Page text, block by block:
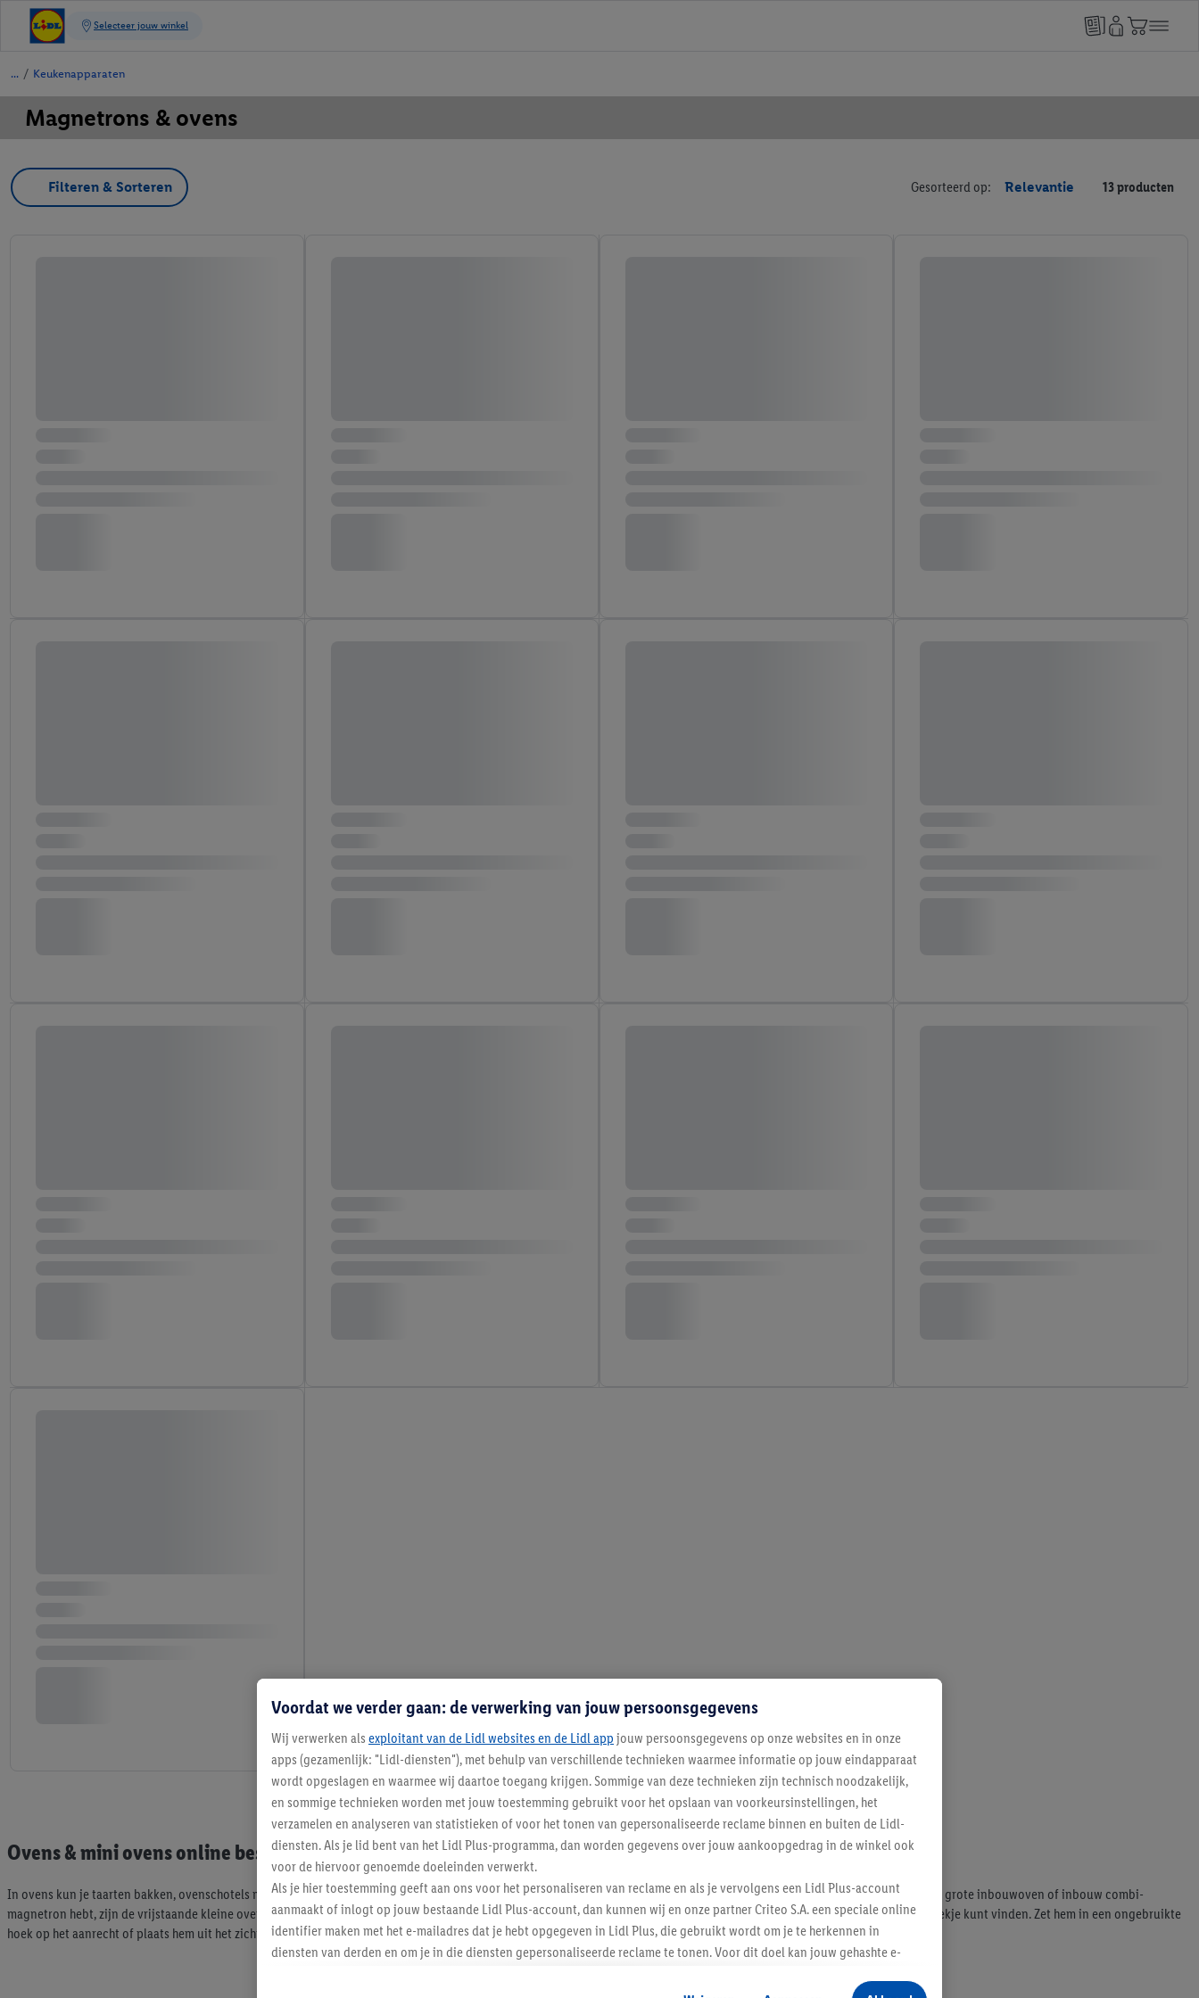
/ Keukenapparaten
Magnetrons & ovens
Filteren & Sorteren Gesorteerd op: Relevantie 13 producten
13 / 13
Ovens & mini ovens online bestellen
In ovens kun je taarten bakken, ovenschotels maken, een broodje opwarmen en nog veel meer. Het is logisch dat de meeste huishoudens niet zonder kunnen. Wanneer je geen grote inbouwoven of inbouw combi-
magnetron hebt, zijn de vrijstaande kleine ovens van Lidl echt iets voor jou. Deze losse ovens zijn vrijwel overal te plaatsen, waardoor je zelfs in de kleinste keuken wel een plekje kunt vinden. Zet hem in een ongebruikte
hoek op het aanrecht of plaats hem uit het zicht in een grote kast.
Voordat we verder gaan: de verwerking van jouw persoonsgegevens
Wij verwerken als exploitant van de Lidl websites en de Lidl app jouw persoonsgegevens op onze websites en in onze
apps (gezamenlijk: "Lidl-diensten"), met behulp van verschillende technieken waarmee informatie op jouw eindapparaat
wordt opgeslagen en waarmee wij daartoe toegang krijgen. Sommige van deze technieken zijn technisch noodzakelijk,
en sommige technieken worden met jouw toestemming gebruikt voor het opslaan van voorkeursinstellingen, het
verzamelen en analyseren van statistieken of voor het tonen van gepersonaliseerde reclame binnen en buiten de Lidl-
diensten. Als je lid bent van het Lidl Plus-programma, dan worden gegevens over jouw aankoopgedrag in de winkel ook
voor de hiervoor genoemde doeleinden verwerkt.
Als je hier toestemming geeft aan ons voor het personaliseren van reclame en als je vervolgens een Lidl Plus-account
aanmaakt of inlogt op jouw bestaande Lidl Plus-account, dan kunnen wij en onze partner Criteo S.A. een speciale online
identifier maken met het e-mailadres dat je hebt opgegeven in Lidl Plus, die gebruikt wordt om je te herkennen in
diensten van derden en om je in die diensten gepersonaliseerde reclame te tonen. Voor dit doel kan jouw gehashte e-